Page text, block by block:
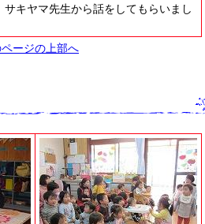
キヤマ先生から話をしてもらいまし
ページの上部へ